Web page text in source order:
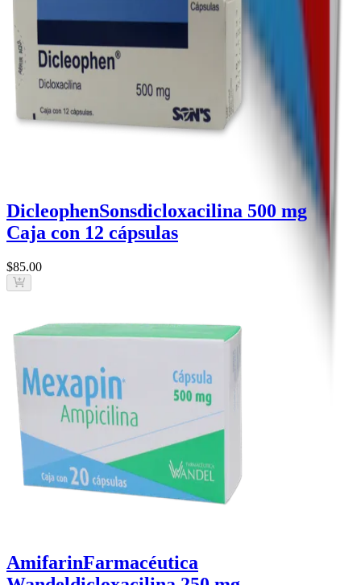
DicleophenSonsdicloxacilina 500 mg
Caja con 12 cápsulas
$85.00
AmifarinFarmacéutica